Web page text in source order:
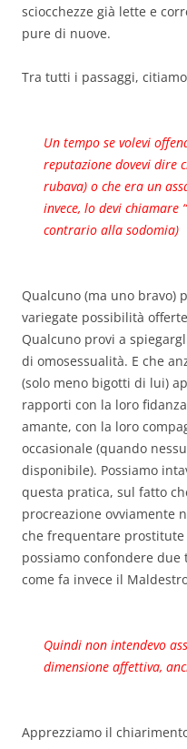
sciocchezze già lette e
pure di nuove.
Tra tutti i passaggi,
Un tempo se volevi
reputazione dovevi dire
rubava) o che era un
invece, lo devi chiamare
contrario alla sodomia)
Qualcuno (ma uno bravo)
variegate possibilità
Qualcuno provi a
di omosessualità. E che
(solo meno bigotti di lui)
rapporti con la loro
amante, con la loro
occasionale (quando
disponibile). Possiamo
questa pratica, sul fatto
procreazione ovviamente
che frequentare
possiamo confondere
come fa invece il
Quindi non intendevo
dimensione affettiva,
Apprezziamo il